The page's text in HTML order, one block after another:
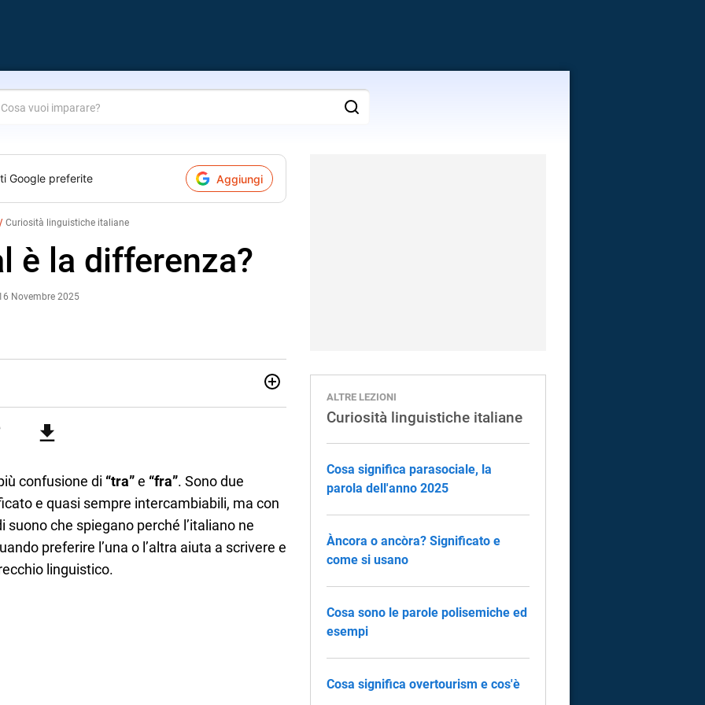
Google preferite Aggiungi
Curiosità linguistiche italiane
è la differenza?
Novembre 2025
ma anche genitori e insegnanti con più di 1.500 lezioni
e infografiche. Ogni lezione è pensata e
percorso scolastico, anche quelli più ostici, con un
e l'ausilio di contenuti multimediali a supporto della
confusione di “tra”e “fra”. Sono due
e quasi sempre intercambiabili, ma con
suono che spiegano perché l’italiano ne
preferire l’una o l’altra aiuta a scrivere e
linguistico.
ALTRE LEZIONI
Curiosità linguistiche italiane
Cosa significa parasociale, la
parola dell'anno 2025
Àncora o ancòra? Significato e
come si usano
Cosa sono le parole polisemiche ed
esempi
Cosa significa overtourism e cos'è